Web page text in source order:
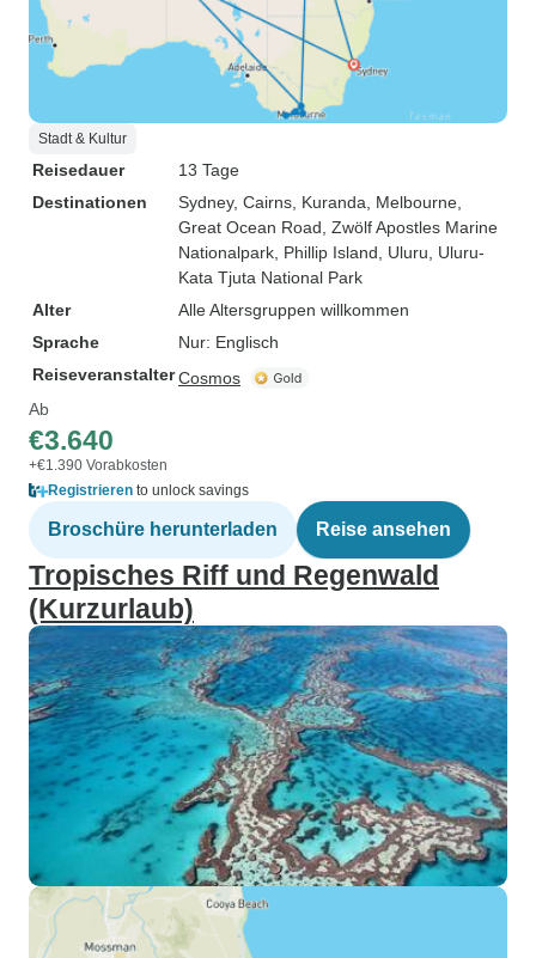
Stadt & Kultur
Reisedauer
13 Tage
Destinationen
Sydney, Cairns , Kuranda , Melbourne
Great Ocean Road , Zwölf Apostles Marine
Nationalpark , Phillip Island , Uluru , Uluru-
Kata Tjuta National Park
Alter
Alle Altersgruppen willkommen
Sprache
Nur: Englisch
ReiseveranstalterCosmos
Ab
€3.640
+€1.390 Vorabkosten
Registrieren to unlock savings
Broschüre herunterladen Reise ansehen
Tropisches Riff und Regenwald
(Kurzurlaub)